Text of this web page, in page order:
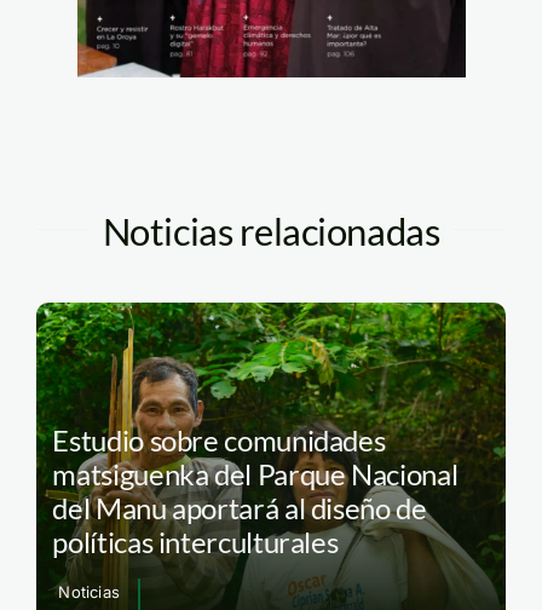
Noticias relacionadas
Estudio sobre comunidades
matsiguenka del Parque Nacional
del Manu aportará al diseño de
políticas interculturales
Noticias